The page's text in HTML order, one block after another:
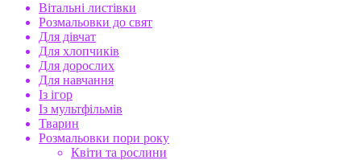
Вітальні листівки
Розмальовки до свят
Для дівчат
Для хлопчиків
Для дорослих
Для навчання
Із ігор
Із мультфільмів
Тварин
Розмальовки пори року
Квіти та рослини